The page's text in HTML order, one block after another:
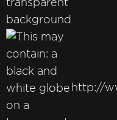
http://